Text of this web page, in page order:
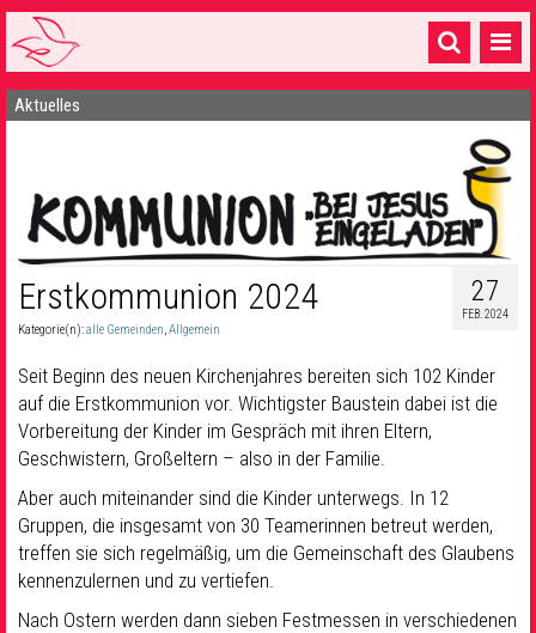
Startseite
16 Gemeinden & mehr
Gottesdienste & Sinnsuche
Sakramente & Feste
Musik& Kultur
Seelsorge & Kontakt
Aktuelles
27
FEB. 2024
Erstkommunion 2024
Kategorie(n):alle Gemeinden,Allgemein
Seit Beginn des neuen Kirchenjahres bereiten sich 102 Kinder
auf die Erstkommunion vor. Wichtigster Baustein dabei ist die
Vorbereitung der Kinder im Gespräch mit ihren Eltern,
Geschwistern, Großeltern – also in der Familie.
Aber auch miteinander sind die Kinder unterwegs. In 12
Gruppen, die insgesamt von 30 Teamerinnen betreut werden,
treffen sie sich regelmäßig, um die Gemeinschaft des Glaubens
kennenzulernen und zu vertiefen.
Nach Ostern werden dann sieben Festmessen in verschiedenen